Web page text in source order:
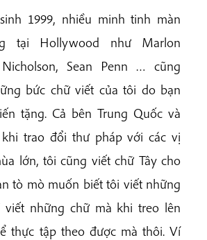
1999, nhiều minh tinh màn
tại Hollywood như Marlon
Nicholson, Sean Penn … cũng
bức chữ viết của tôi do bạn
tặng. Cả bên Trung Quốc và
trao đổi thư pháp với các vị
lớn, tôi cũng viết chữ Tây cho
tò mò muốn biết tôi viết những
viết những chữ mà khi treo lên
thực tập theo được mà thôi. Ví